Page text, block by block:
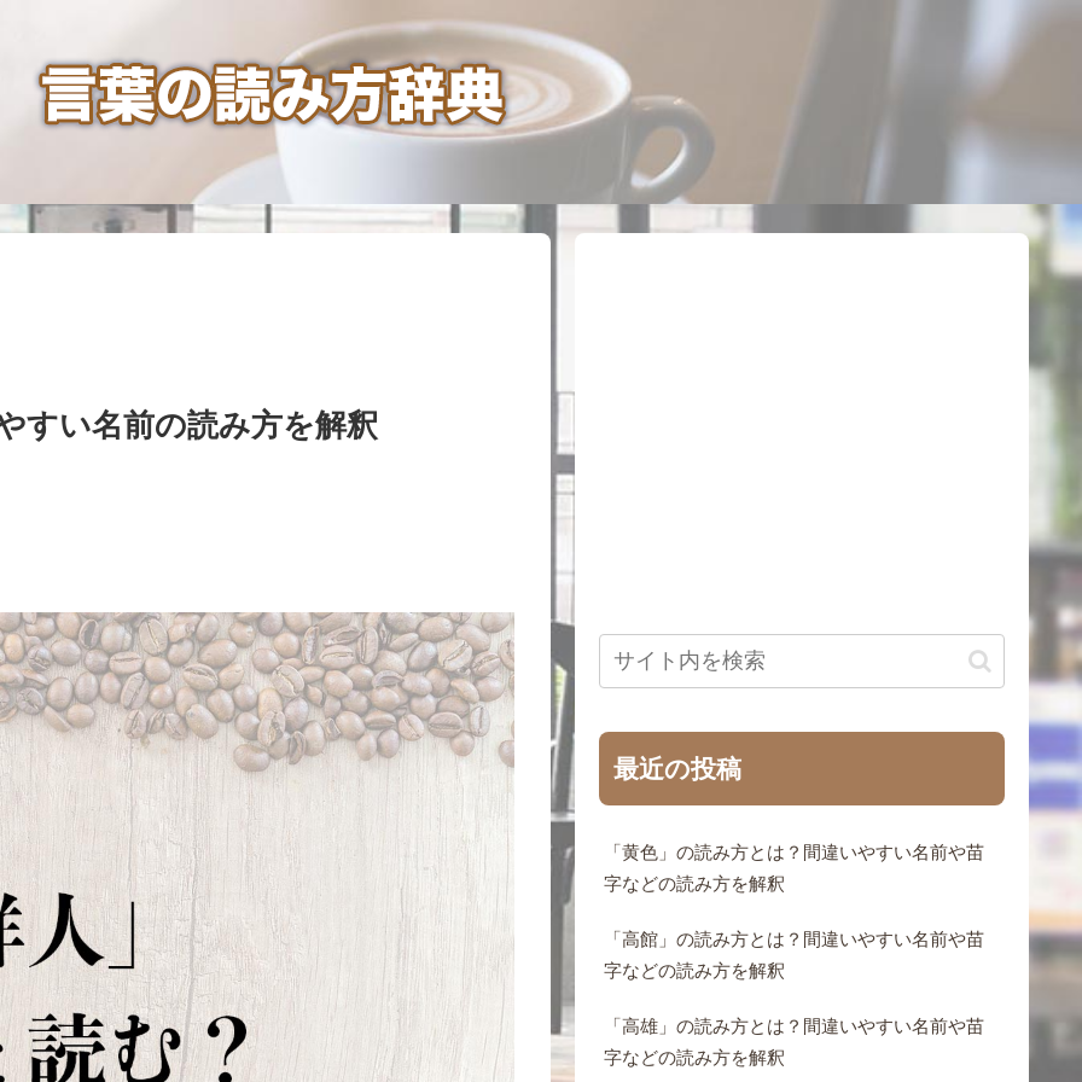
すい名前の読み方を解釈
最近の投稿
「黄色」の読み方とは？間違いやすい名前や苗
字などの読み方を解釈
「高館」の読み方とは？間違いやすい名前や苗
字などの読み方を解釈
「高雄」の読み方とは？間違いやすい名前や苗
字などの読み方を解釈